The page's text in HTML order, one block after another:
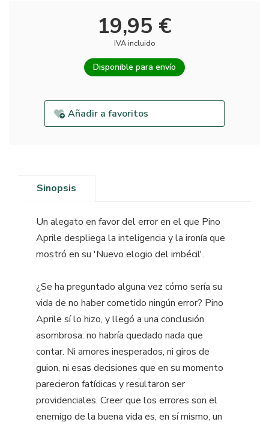
19,95 €
IVA incluido
Disponible para envío
Añadir a favoritos
Sinopsis
Un alegato en favor del error en el que Pino
Aprile despliega la inteligencia y la ironía que
mostró en su 'Nuevo elogio del imbécil'.
¿Se ha preguntado alguna vez cómo sería su
vida de no haber cometido ningún error? Pino
Aprile sí lo hizo, y llegó a una conclusión
asombrosa: no habría quedado nada que
contar. Ni amores inesperados, ni giros de
guion, ni esas decisiones que en su momento
parecieron fatídicas y resultaron ser
providenciales. Creer que los errores son el
enemigo de la buena vida es, en sí mismo, un